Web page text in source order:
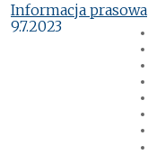
Informacja prasowa
9.7.2023